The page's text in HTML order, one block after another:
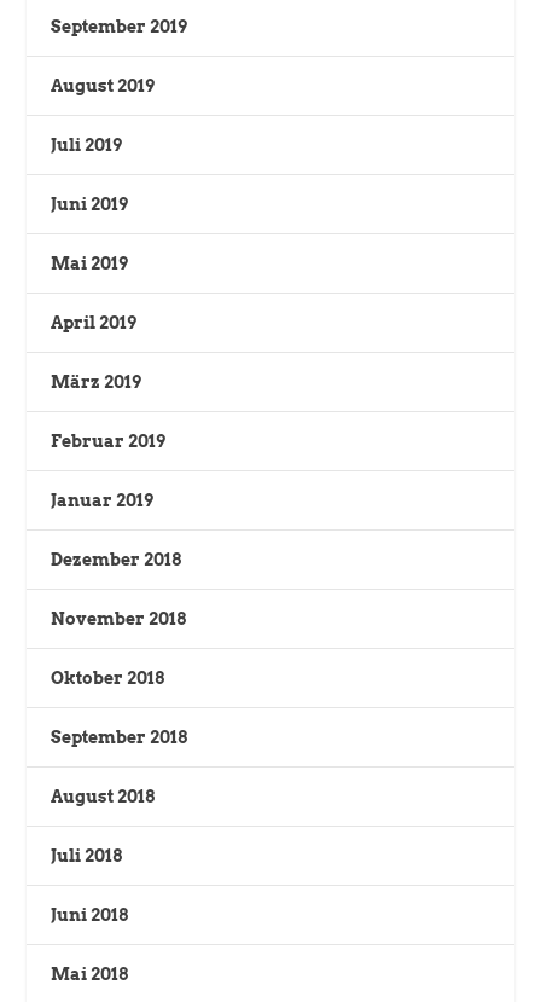
September 2019
August 2019
Juli 2019
Juni 2019
Mai 2019
April 2019
März 2019
Februar 2019
Januar 2019
Dezember 2018
November 2018
Oktober 2018
September 2018
August 2018
Juli 2018
Juni 2018
Mai 2018